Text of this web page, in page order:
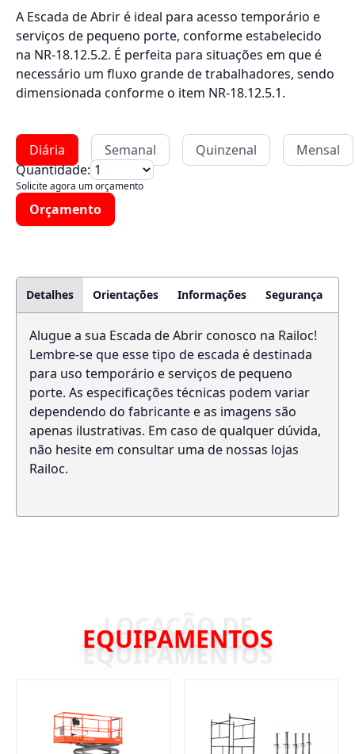
A Escada de Abrir é ideal para acesso temporário e
serviços de pequeno porte, conforme estabelecido
na NR-18.12.5.2. É perfeita para situações em que é
necessário um fluxo grande de trabalhadores, sendo
dimensionada conforme o item NR-18.12.5.1.
Diária Semanal Quinzenal
Mensal
Quantidade:
Solicite agora um orçamento
Orçamento
Detalhes Orientações Informações Segurança
Alugue a sua Escada de Abrir conosco na Railoc!
Lembre-se que esse tipo de escada é destinada
para uso temporário e serviços de pequeno
porte. As especificações técnicas podem variar
dependendo do fabricante e as imagens são
apenas ilustrativas. Em caso de qualquer dúvida,
não hesite em consultar uma de nossas lojas
Railoc.
EQUIPAMENTOS